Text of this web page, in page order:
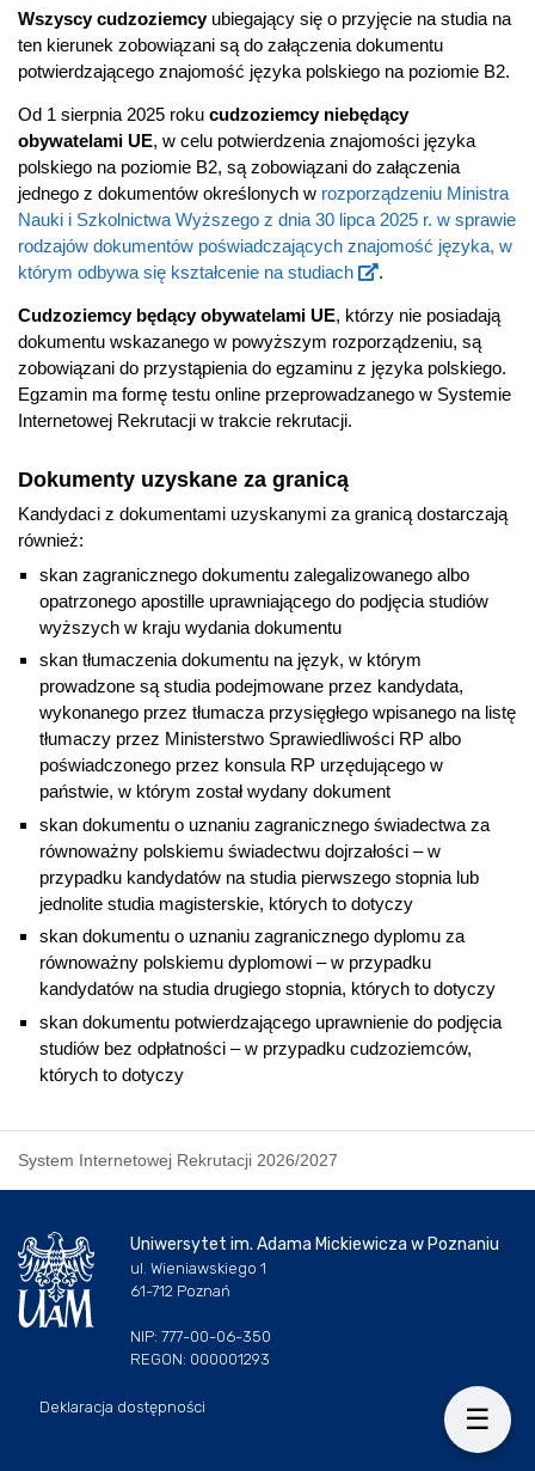
Wszyscy cudzoziemcy ubiegający się o przyjęcie na studia na
ten kierunek zobowiązani są do załączenia dokumentu
potwierdzającego znajomość języka polskiego na poziomie B2.
Od 1 sierpnia 2025 roku cudzoziemcy niebędący
obywatelami UE, w celu potwierdzenia znajomości języka
polskiego na poziomie B2, są zobowiązani do załączenia
jednego z dokumentów określonych w rozporządzeniu Ministra
Nauki i Szkolnictwa Wyższego z dnia 30 lipca 2025 r. w sprawie
rodzajów dokumentów poświadczających znajomość języka, w
którym odbywa się kształcenie na studiach
.
Cudzoziemcy będący obywatelami UE, którzy nie posiadają
dokumentu wskazanego w powyższym rozporządzeniu, są
zobowiązani do przystąpienia do egzaminu z języka polskiego.
Egzamin ma formę testu online przeprowadzanego w Systemie
Internetowej Rekrutacji w trakcie rekrutacji.
Dokumenty uzyskane za granicą
Kandydaci z dokumentami uzyskanymi za granicą dostarczają
również:
skan zagranicznego dokumentu zalegalizowanego albo
opatrzonego apostille uprawniającego do podjęcia studiów
wyższych w kraju wydania dokumentu
skan tłumaczenia dokumentu na język, w którym
prowadzone są studia podejmowane przez kandydata,
wykonanego przez tłumacza przysięgłego wpisanego na listę
tłumaczy przez Ministerstwo Sprawiedliwości RP albo
poświadczonego przez konsula RP urzędującego w
państwie, w którym został wydany dokument
skan dokumentu o uznaniu zagranicznego świadectwa za
równoważny polskiemu świadectwu dojrzałości – w
przypadku kandydatów na studia pierwszego stopnia lub
jednolite studia magisterskie, których to dotyczy
skan dokumentu o uznaniu zagranicznego dyplomu za
równoważny polskiemu dyplomowi – w przypadku
kandydatów na studia drugiego stopnia, których to dotyczy
skan dokumentu potwierdzającego uprawnienie do podjęcia
studiów bez odpłatności – w przypadku cudzoziemców,
których to dotyczy
System Internetowej Rekrutacji 2026/2027
Uniwersytet im. Adama Mickiewicza w Poznaniu
ul. Wieniawskiego 1
61-712 Poznań
NIP: 777-00-06-350
REGON: 000001293
Deklaracja dostępności